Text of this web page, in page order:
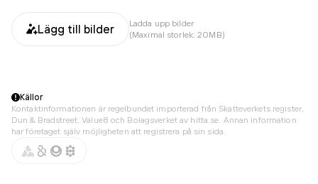
Lägg till bilder
Ladda upp bilder
(Maximal storlek: 20MB)
Källor
Kontaktinformationen är regelbundet importerad från Skatteverkets register,
Dun & Bradstreet, Value8 och Bolagsverket av hitta.se. Annan information
har företaget själv möjligheten att registrera på sin sida.